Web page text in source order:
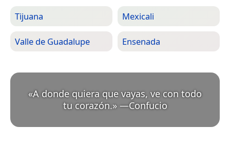
Tijuana Mexicali
Valle de Guadalupe Ensenada
«A donde quiera que vayas, ve con todo
tu corazón.» —Confucio